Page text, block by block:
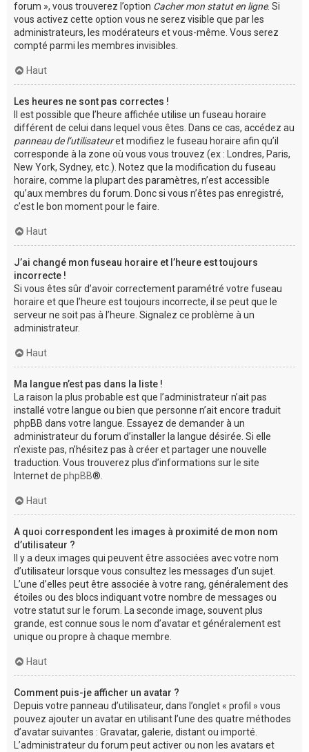
forum », vous trouverez l’option Cacher mon statut en ligne. Si
vous activez cette option vous ne serez visible que par les
administrateurs, les modérateurs et vous-même. Vous serez
compté parmi les membres invisibles.
Haut
Les heures ne sont pas correctes !
Il est possible que l’heure affichée utilise un fuseau horaire
différent de celui dans lequel vous êtes. Dans ce cas, accédez au
panneau de l’utilisateuret modifiez le fuseau horaire afin qu’il
corresponde à la zone où vous vous trouvez (ex : Londres, Paris,
New York, Sydney, etc.). Notez que la modification du fuseau
horaire, comme la plupart des paramètres, n’est accessible
qu’aux membres du forum. Donc si vous n’êtes pas enregistré,
c’est le bon moment pour le faire.
Haut
J’ai changé mon fuseau horaire et l’heure est toujours
incorrecte !
Si vous êtes sûr d’avoir correctement paramétré votre fuseau
horaire et que l’heure est toujours incorrecte, il se peut que le
serveur ne soit pas à l’heure. Signalez ce problème à un
administrateur.
Haut
Ma langue n’est pas dans la liste !
La raison la plus probable est que l’administrateur n’ait pas
installé votre langue ou bien que personne n’ait encore traduit
phpBB dans votre langue. Essayez de demander à un
administrateur du forum d’installer la langue désirée. Si elle
n’existe pas, n’hésitez pas à créer et partager une nouvelle
traduction. Vous trouverez plus d’informations sur le site
Internet de phpBB®.
Haut
A quoi correspondent les images à proximité de mon nom
d’utilisateur ?
Il y a deux images qui peuvent être associées avec votre nom
d’utilisateur lorsque vous consultez les messages d’un sujet.
L’une d’elles peut être associée à votre rang, généralement des
étoiles ou des blocs indiquant votre nombre de messages ou
votre statut sur le forum. La seconde image, souvent plus
grande, est connue sous le nom d’avatar et généralement est
unique ou propre à chaque membre.
Haut
Comment puis-je afficher un avatar ?
Depuis votre panneau d’utilisateur, dans l’onglet « profil » vous
pouvez ajouter un avatar en utilisant l’une des quatre méthodes
d’avatar suivantes : Gravatar, galerie, distant ou importé.
L’administrateur du forum peut activer ou non les avatars et